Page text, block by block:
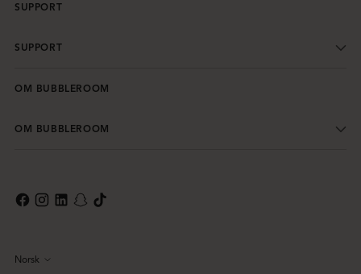
SUPPORT
SUPPORT
OM BUBBLEROOM
OM BUBBLEROOM
Språk
Norsk